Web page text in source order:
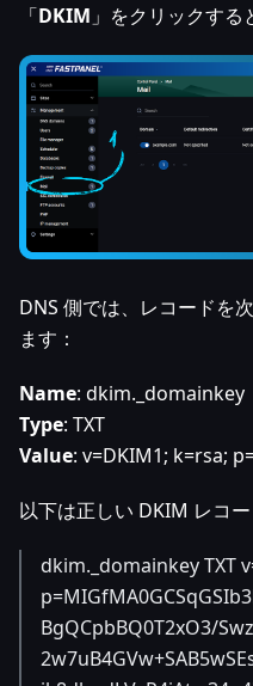
「DKIM 」をクリックす
DNS 側では、レコードを
ます：
Name: dkim._domainkey
Type: TXT
Value: v=DKIM1; k=rsa;
以下は正しい DKIM レコ
dkim._domainkey TXT
BgQCpbBQ0T2xO3/